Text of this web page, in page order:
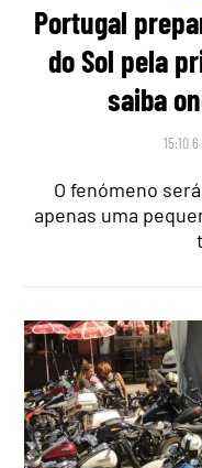
Portugal
do Sol pela
saiba
15:10
O fenómeno
apenas uma